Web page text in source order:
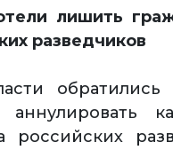
лишить
разведчиков
аннулировать
российских